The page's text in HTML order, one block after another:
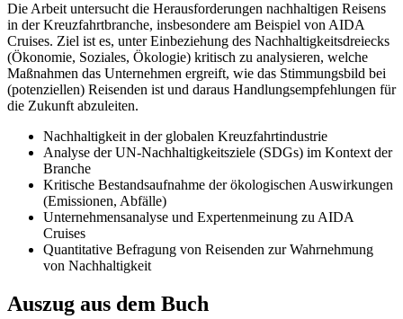
Die Arbeit untersucht die Herausforderungen nachhaltigen Reisens
in der Kreuzfahrtbranche, insbesondere am Beispiel von AIDA
Cruises. Ziel ist es, unter Einbeziehung des Nachhaltigkeitsdreiecks
(Ökonomie, Soziales, Ökologie) kritisch zu analysieren, welche
Maßnahmen das Unternehmen ergreift, wie das Stimmungsbild bei
(potenziellen) Reisenden ist und daraus Handlungsempfehlungen für
die Zukunft abzuleiten.
Nachhaltigkeit in der globalen Kreuzfahrtindustrie
Analyse der UN-Nachhaltigkeitsziele (SDGs) im Kontext der
Branche
Kritische Bestandsaufnahme der ökologischen Auswirkungen
(Emissionen, Abfälle)
Unternehmensanalyse und Expertenmeinung zu AIDA
Cruises
Quantitative Befragung von Reisenden zur Wahrnehmung
von Nachhaltigkeit
Auszug aus dem Buch